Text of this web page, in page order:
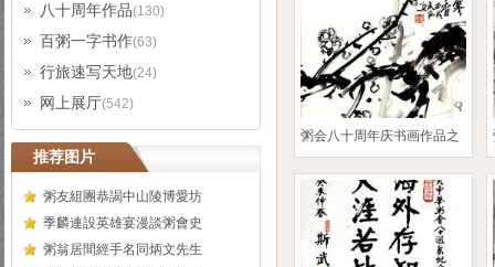
八十周年作品(130)
百粥一字书作(63)
行旅速写天地(24)
网上展厅(542)
推荐图片
粥友組團恭謁中山陵博愛坊
季麟連設英雄宴漫談粥會史
粥翁居間經手名同炳文先生
粥会八十周年庆书画作品之